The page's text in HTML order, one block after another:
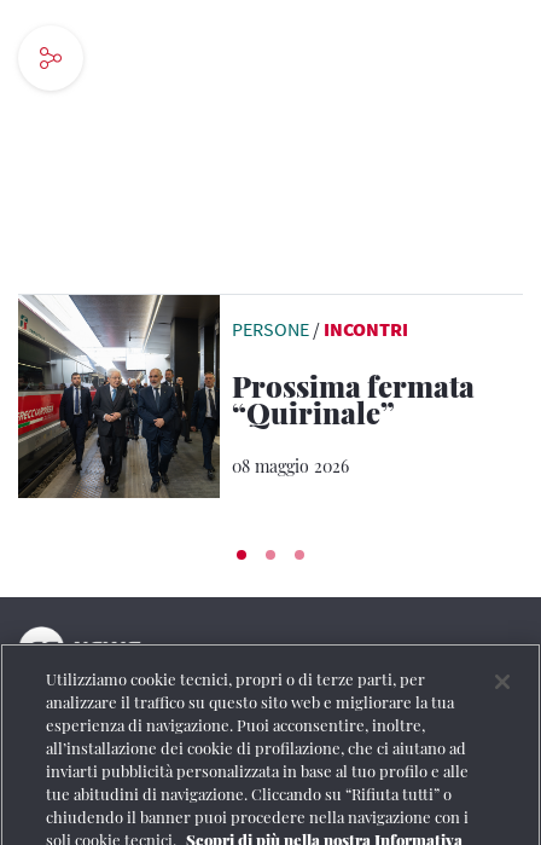
PERSONE / INCONTRI
Prossima fermata
“Quirinale”
08 maggio 2026
La testata online del Gruppo FS Italiane
Social
Utilizziamo cookie tecnici, propri o di terze parti, per
analizzare il traffico su questo sito web e migliorare la tua
esperienza di navigazione. Puoi acconsentire, inoltre,
all’installazione dei cookie di profilazione, che ci aiutano ad
inviarti pubblicità personalizzata in base al tuo profilo e alle
tue abitudini di navigazione. Cliccando su “Rifiuta tutti” o
chiudendo il banner puoi procedere nella navigazione con i
soli cookie tecnici. Scopri di più nella nostra Informativa